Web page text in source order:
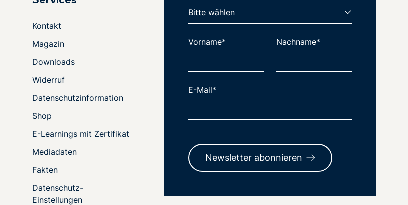
Kontakt
Magazin
Downloads
Widerruf
Datenschutzinformation
Shop
E-Learnings mit Zertifikat
Mediadaten
Fakten
Datenschutz-
Einstellungen
Vorname* Nachname*
E-Mail*
Newsletter abonnieren